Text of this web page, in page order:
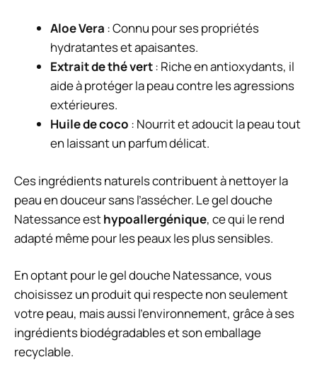
Aloe Vera : Connu pour ses propriétés
hydratantes et apaisantes.
Extrait de thé vert: Riche en antioxydants, il
aide à protéger la peau contre les agressions
extérieures.
Huile de coco : Nourrit et adoucit la peau tout
en laissant un parfum délicat.
Ces ingrédients naturels contribuent à nettoyer la
peau en douceur sans l’assécher. Le gel douche
Natessance esthypoallergénique, ce qui le rend
adapté même pour les peaux les plus sensibles.
En optant pour le gel douche Natessance, vous
choisissez un produit qui respecte non seulement
votre peau, mais aussi l’environnement, grâce à ses
ingrédients biodégradables et son emballage
recyclable.